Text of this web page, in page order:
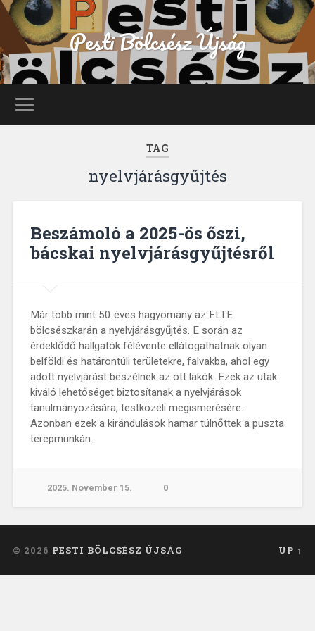
Pesti Bölcsész Újság
TAG
nyelvjárásgyűjtés
Beszámoló a 2025-ös őszi,
bácskai nyelvjárásgyűjtésről
Már több mint 50 éves hagyomány az ELTE
bölcsészkarán a nyelvjárásgyűjtés. E során az
érdeklődő hallgatók félévente ellátogathatnak olyan
belföldi és határontúli területekre, falvakba, ahol egy
adott nyelvjárást beszélnek az ott lakók. Ezek az utak
kiváló lehetőséget biztosítanak a nyelvjárások
tanulmányozására, testközeli megismerésére.
Azonban ezek a kirándulások hamar túlnőttek a puszta
terepmunkán.
2025. November 15. 0
© 2026 PESTI BÖLCSÉSZ ÚJSÁG UP ↑